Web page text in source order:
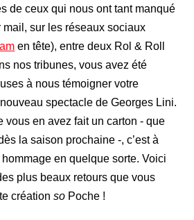
de ceux qui nous ont tant manqué
sur les réseaux sociaux
en tête), entre deux Rol & Roll
nos tribunes, vous avez été
à nous témoigner votre
spectacle de Georges Lini.
vous en avez fait un carton - que
la saison prochaine -, c’est à
en quelque sorte. Voici
plus beaux retours que vous
créationso Poche !